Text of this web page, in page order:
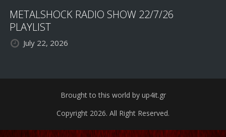
METALSHOCK RADIO SHOW 22/7/26
PLAYLIST
July 22, 2026
Brought to this world by up4it.gr
Copyright 2026. All Right Reserved.